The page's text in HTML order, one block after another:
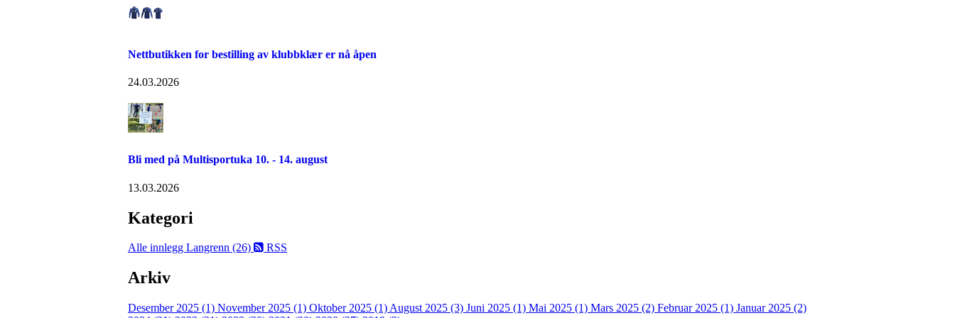
Nettbutikken for bestilling av klubbklær er nå åpen
24.03.2026
Bli med på Multisportuka 10. - 14. august
13.03.2026
Kategori
Alle innlegg Langrenn (26) RSS
Arkiv
Desember 2025 (1) November 2025 (1) Oktober 2025 (1) August 2025 (3) Juni 2025 (1) Mai 2025 (1) Mars 2025 (2) Februar 2025 (1) Januar 2025 (2)